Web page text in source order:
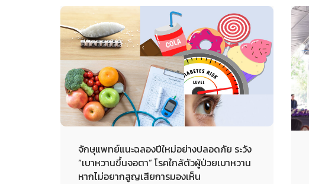
จักษุแพทย์แนะฉลองปีใหม่อย่างปลอดภัย ระวัง
“เบาหวานขึ้นจอตา” โรคใกล้ตัวผู้ป่วยเบาหวาน
หากไม่อยากสูญเสียการมองเห็น